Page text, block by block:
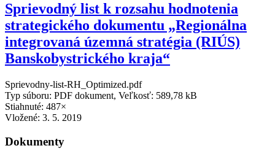
Sprievodný list k rozsahu hodnotenia
strategického dokumentu „Regionálna
integrovaná územná stratégia (RIÚS)
Banskobystrického kraja“
Sprievodny-list-RH_Optimized.pdf
Typ súboru: PDF dokument, Veľkosť: 589,78 kB
Stiahnuté: 487×
Vložené: 3. 5. 2019
Dokumenty